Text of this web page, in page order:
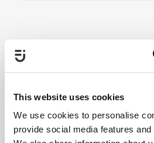
This website uses cookies
We use cookies to personalise
provide social media features
Hantering av
hanterar dina personuppgifter
Jag har läst och godkänner
Jämställdhetsmyndighetens